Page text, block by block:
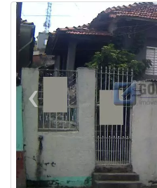
<
‹
Previous